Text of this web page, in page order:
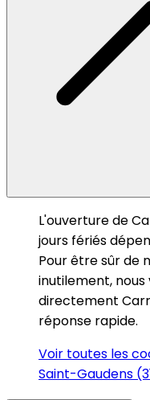
L'ouverture de
jours fériés
Pour être sûr de
inutilement,
directement
réponse rapide.
Voir toutes les
Saint-Gaudens